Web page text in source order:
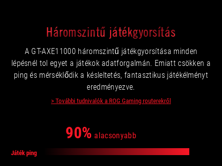
Háromszintű játékgyorsítás
A GT-AXE11000 háromszintű játékgyorsítása minden
lépésnél tol egyet a játékok adatforgalmán. Emiatt csökken a
ping és mérséklődik a késleltetés, fantasztikus játékélményt
eredményezve.
> További tudnivalók a ROG Gaming routerekről
90% alacsonyabb
Játék ping